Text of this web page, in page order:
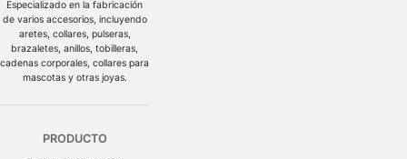
Especializado en la fabricación
de varios accesorios, incluyendo
aretes, collares, pulseras,
brazaletes, anillos, tobilleras,
cadenas corporales, collares para
mascotas y otras joyas.
PRODUCTO